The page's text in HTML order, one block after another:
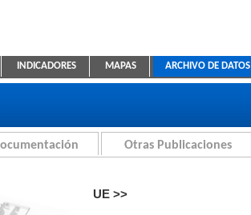
Educativa
INDICADORES MAPAS ARCHIVO DE DATOS
Otras Publicaciones
UE >>